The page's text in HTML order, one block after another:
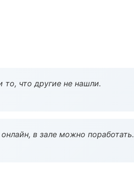
то, что другие не нашли.
в зале можно поработать.